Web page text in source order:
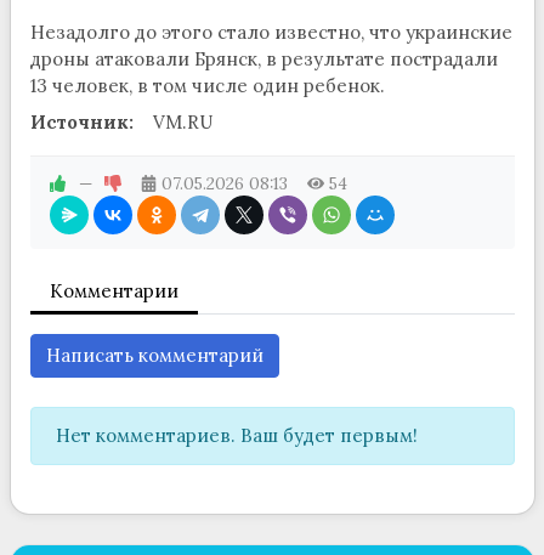
Незадолго до этого стало известно, что украинские
дроны атаковали Брянск, в результате пострадали
13 человек, в том числе один ребенок.
Источник:
VM.RU
— 07.05.2026 08:13 54
Комментарии
Написать комментарий
Нет комментариев. Ваш будет первым!